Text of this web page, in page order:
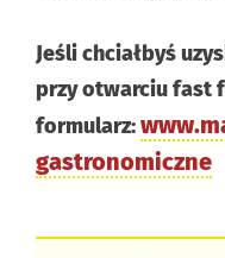
Jeśli chciałbyś
przy otwarciu fast
formularz:
gastronomiczne